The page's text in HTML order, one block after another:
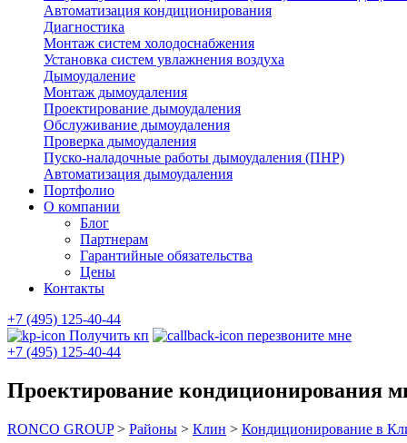
Автоматизация кондиционирования
Диагностика
Монтаж систем холодоснабжения
Установка систем увлажнения воздуха
Дымоудаление
Монтаж дымоудаления
Проектирование дымоудаления
Обслуживание дымоудаления
Проверка дымоудаления
Пуско-наладочные работы дымоудаления (ПНР)
Автоматизация дымоудаления
Портфолио
О компании
Блог
Партнерам
Гарантийные обязательства
Цены
Контакты
+7 (495) 125-40-44
Получить кп
перезвоните мне
+7 (495) 125-40-44
Проектирование кондиционирования
RONCO GROUP> Районы > Клин > Кондиционирование в